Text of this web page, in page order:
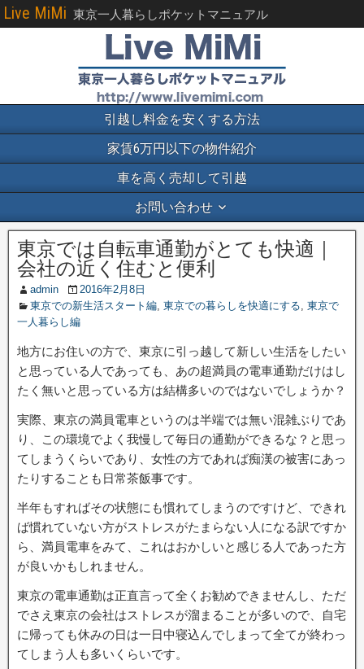
Live MiMi 東京一人暮らしポケットマニュアル
引越し料金を安くする方法
家賃6万円以下の物件紹介
車を高く売却して引越
お問い合わせ
東京では自転車通勤がとても快適｜
会社の近く住むと便利
admin
2016年2月8日
東京での新生活スタート編, 東京での暮らしを快適にする, 東京で
一人暮らし編
地方にお住いの方で、東京に引っ越して新しい生活をしたい
と思っている人であっても、あの超満員の電車通勤だけはし
たく無いと思っている方は結構多いのではないでしょうか？
実際、東京の満員電車というのは半端では無い混雑ぶりであ
り、この環境でよく我慢して毎日の通勤ができるな？と思っ
てしまうくらいであり、女性の方であれば痴漢の被害にあっ
たりすることも日常茶飯事です。
半年もすればその状態にも慣れてしまうのですけど、できれ
ば慣れていない方がストレスがたまらない人になる訳ですか
ら、満員電車をみて、これはおかしいと感じる人であった方
が良いかもしれません。
東京の電車通勤は正直言って全くお勧めできませんし、ただ
でさえ東京の会社はストレスが溜まることが多いので、自宅
に帰っても休みの日は一日中寝込んでしまって全てが終わっ
てしまう人も多いくらいです。